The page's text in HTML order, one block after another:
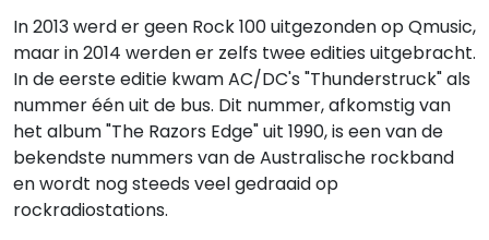
In 2013 werd er geen Rock 100 uitgezonden op Qmusic,
maar in 2014 werden er zelfs twee edities uitgebracht.
In de eerste editie kwam AC/DC's "Thunderstruck" als
nummer één uit de bus. Dit nummer, afkomstig van
het album "The Razors Edge" uit 1990, is een van de
bekendste nummers van de Australische rockband
en wordt nog steeds veel gedraaid op
rockradiostations.